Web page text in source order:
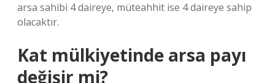
arsa sahibi 4 daireye, müteahhit ise 4 daireye sahip
olacaktır.
Kat mülkiyetinde arsa payı
değişir mi?